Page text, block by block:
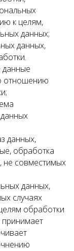
к целям,
данных;
данных,
отношению
данных,
обработка
не совместимых
данных,
случаях
обработки